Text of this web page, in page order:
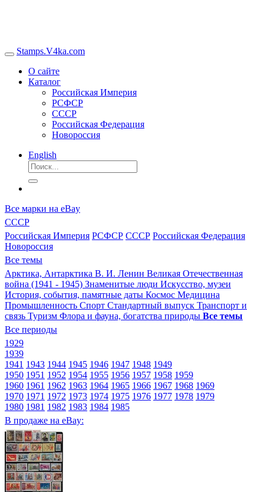
Stamps.V4ka.com
О сайте
Каталог
Российская Империя
РСФСР
СССР
Российская Федерация
Новороссия
English
Все марки на eBay
СССР
Российская Империя РСФСР СССР Российская Федерация
Новороссия
Все темы
Арктика, Антарктика В. И. Ленин Великая Отечественная
война (1941 - 1945) Знаменитые люди Искусство, музеи
История, события, памятные даты Космос Медицина
Промышленность Спорт Стандартный выпуск Транспорт и
связь Туризм Флора и фауна, богатства природы Все темы
Все периоды
1929
1939
1941 1943 1944 1945 1946 1947 1948 1949
1950 1951 1952 1954 1955 1956 1957 1958 1959
1960 1961 1962 1963 1964 1965 1966 1967 1968 1969
1970 1971 1972 1973 1974 1975 1976 1977 1978 1979
1980 1981 1982 1983 1984 1985
В продаже на eBay: